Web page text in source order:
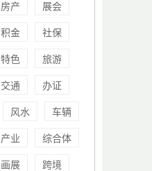
房产 展会
积金 社保
特色 旅游
交通 办证
风水 车辆
产业 综合体
画展 跨境